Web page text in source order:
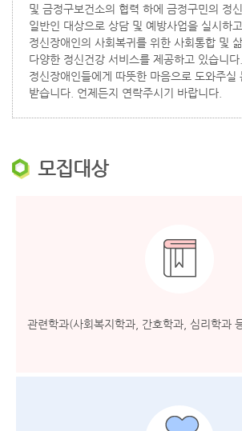
및 금정구보건소의 협력 하에 금정구민의 정
일반인 대상으로 상담 및 예방사업을 실시하
정신장애인의 사회복귀를 위한 사회통합 및
다양한 정신건강 서비스를 제공하고 있습니
정신장애인들에게 따뜻한 마음으로 도와주실
받습니다. 언제든지 연락주시기 바랍니다.
모집대상
관련학과(사회복지학과, 간호학과, 심리학과